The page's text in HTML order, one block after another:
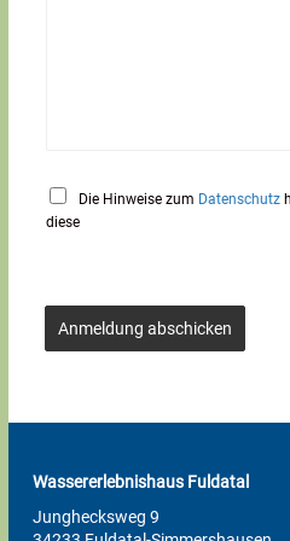
Die Hinweise zum Datenschutz
diese
Anmeldung abschicken
Wassererlebnishaus Fuldatal
Junghecksweg 9